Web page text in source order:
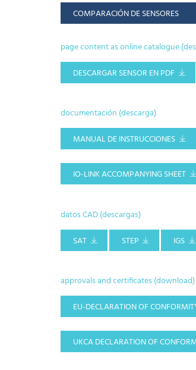
COMPARACIÓN DE SENSORES
page content as online catalogue
DESCARGAR SENSOR EN PDF
documentación (descarga)
MANUAL DE INSTRUCCIONES
IO-LINK ACCOMPANYING SHEET
datos CAD (descargas)
SAT
STEP IGS
approvals and certificates (download)
EU-DECLARATION OF
UKCA DECLARATION OF